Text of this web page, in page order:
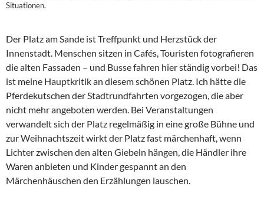
Situationen.
Der Platz am Sande ist Treffpunkt und Herzstück der
Innenstadt. Menschen sitzen in Cafés, Touristen fotografieren
die alten Fassaden – und Busse fahren hier ständig vorbei! Das
ist meine Hauptkritik an diesem schönen Platz. Ich hätte die
Pferdekutschen der Stadtrundfahrten vorgezogen, die aber
nicht mehr angeboten werden. Bei Veranstaltungen
verwandelt sich der Platz regelmäßig in eine große Bühne und
zur Weihnachtszeit wirkt der Platz fast märchenhaft, wenn
Lichter zwischen den alten Giebeln hängen, die Händler ihre
Waren anbieten und Kinder gespannt an den
Märchenhäuschen den Erzählungen lauschen.